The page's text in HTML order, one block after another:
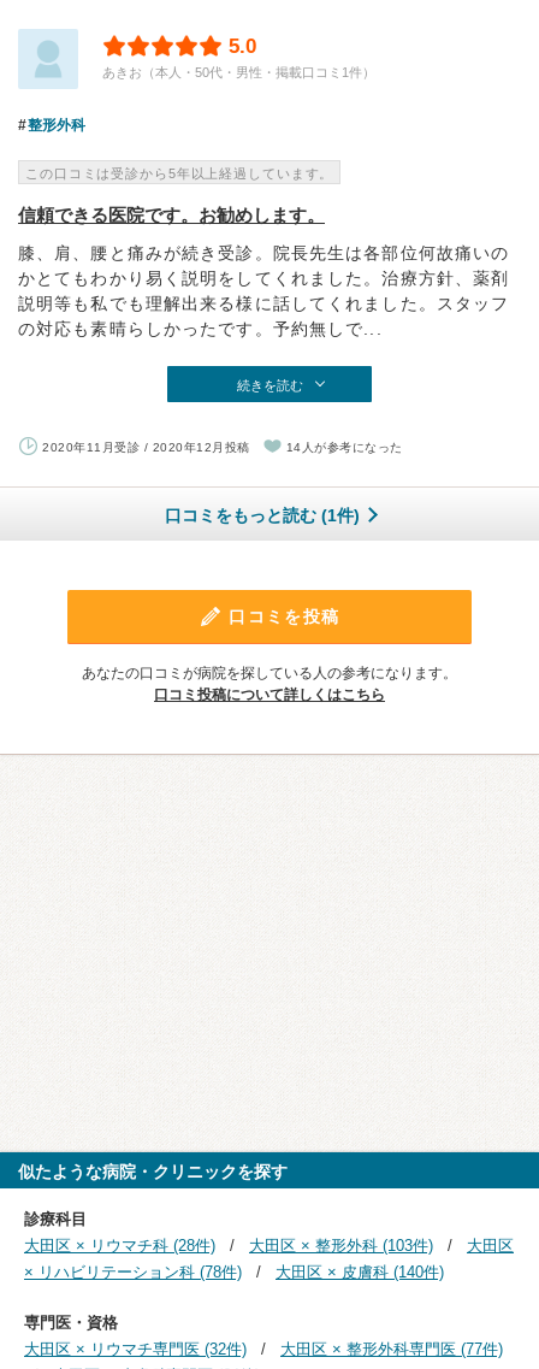
5.0
あきお（本人・50代・男性・掲載口コミ1件）
整形外科
この口コミは受診から5年以上経過しています。
信頼できる医院です。お勧めします。
膝、肩、腰と痛みが続き受診。院長先生は各部位何故痛いの
かとてもわかり易く説明をしてくれました。治療方針、薬剤
説明等も私でも理解出来る様に話してくれました。スタッフ
の対応も素晴らしかったです。予約無しで...
続きを読む
2020年11月受診 / 2020年12月投稿 14人が参考になった
口コミをもっと読む (1件)
口コミを投稿
あなたの口コミが病院を探している人の参考になります。
口コミ投稿について詳しくはこちら
似たような病院・クリニックを探す
診療科目
大田区 × リウマチ科 (28件)
大田区 × 整形外科 (103件)
大田区
× リハビリテーション科 (78件)
大田区 × 皮膚科 (140件)
専門医・資格
大田区 × リウマチ専門医 (32件)
大田区 × 整形外科専門医 (77件)